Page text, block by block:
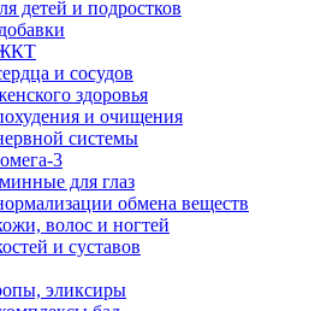
детей и подростков
ЖКТ
и сосудов
здоровья
и очищения
системы
3
для глаз
обмена веществ
волос и ногтей
и суставов
эликсиры